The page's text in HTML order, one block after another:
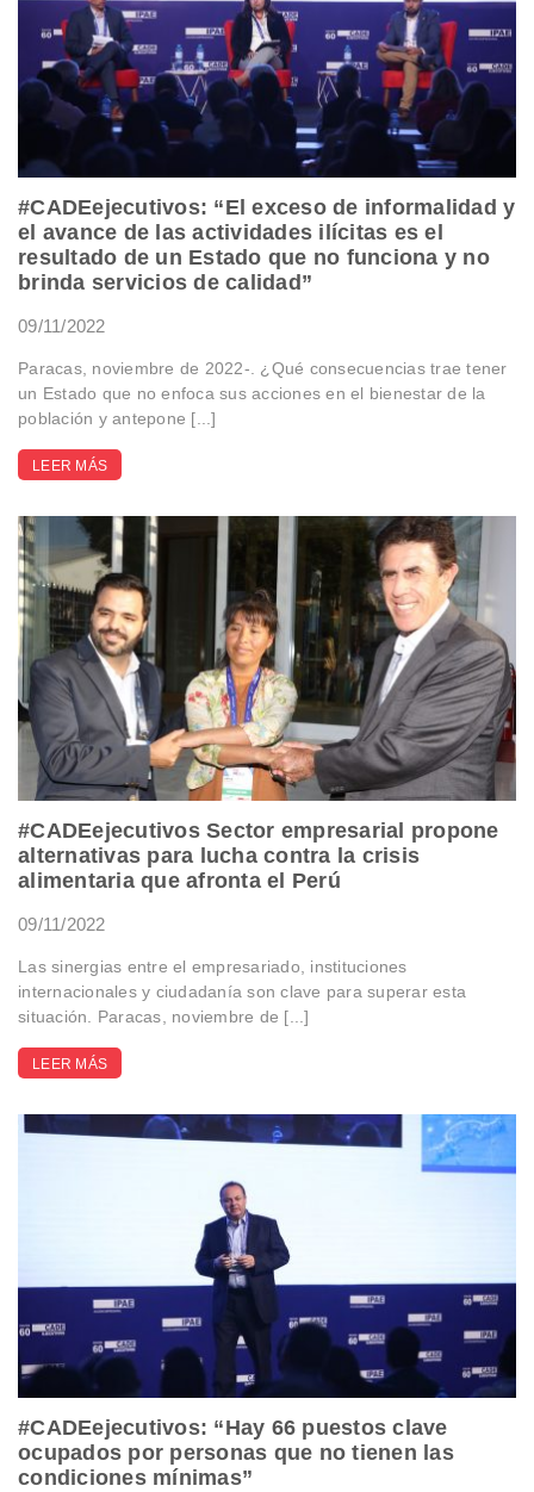
#CADEejecutivos: “El exceso de informalidad y
el avance de las actividades ilícitas es el
resultado de un Estado que no funciona y no
brinda servicios de calidad”
09/11/2022
Paracas, noviembre de 2022-. ¿Qué consecuencias trae tener
un Estado que no enfoca sus acciones en el bienestar de la
población y antepone [...]
LEER MÁS
#CADEejecutivos Sector empresarial propone
alternativas para lucha contra la crisis
alimentaria que afronta el Perú
09/11/2022
Las sinergias entre el empresariado, instituciones
internacionales y ciudadanía son clave para superar esta
situación. Paracas, noviembre de [...]
LEER MÁS
#CADEejecutivos: “Hay 66 puestos clave
ocupados por personas que no tienen las
condiciones mínimas”